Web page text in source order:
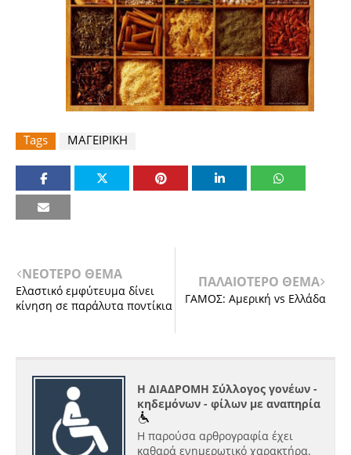
Tags ΜΑΓΕΙΡΙΚΗ
ΝΕΟΤΕΡΟ ΘΕΜΑ
Ελαστικό εμφύτευμα δίνει
κίνηση σε παράλυτα ποντίκια
ΠΑΛΑΙΟΤΕΡΟ ΘΕΜΑ
ΓΑΜΟΣ: Αμερική vs Ελλάδα
Η ΔΙΑΔΡΟΜΗ Σύλλογος γονέων -
κηδεμόνων - φίλων με αναπηρία
Η παρούσα αρθρογραφία έχει
καθαρά ενημερωτικό χαρακτήρα.